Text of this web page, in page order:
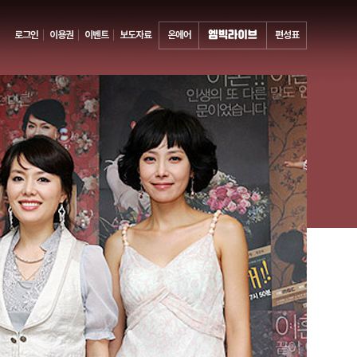
로그인 이용권 이벤트 보도자료 온에어 편성표